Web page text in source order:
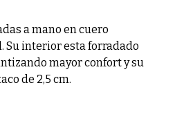
a mano en cuero
Su interior esta forradado
mayor confort y su
de 2,5 cm.